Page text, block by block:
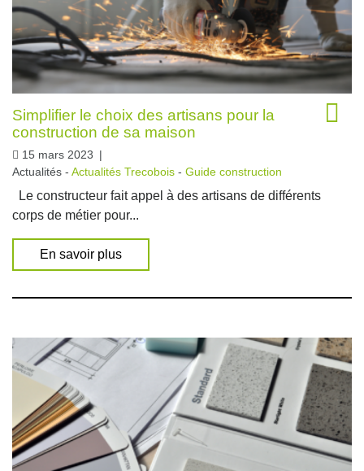
Simplifier le choix des artisans pour la
construction de sa maison
15 mars 2023 |
Actualités - Actualités Trecobois - Guide construction
Le constructeur fait appel à des artisans de différents
corps de métier pour...
En savoir plus